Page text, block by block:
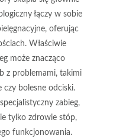
łączy w sobie
oferując
Właściwie
może znacząco
z problemami, takimi
czy bolesne odciski.
zabieg,
tylko zdrowie stóp,
funkcjonowania.